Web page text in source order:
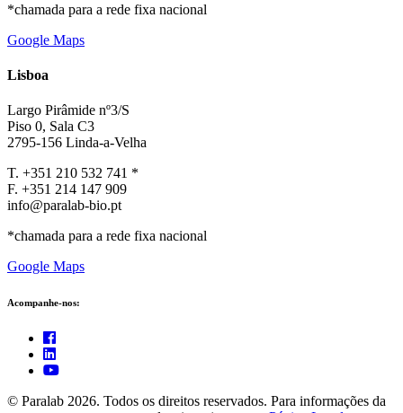
*chamada para a rede fixa nacional
Google Maps
Lisboa
Largo Pirâmide nº3/S
Piso 0, Sala C3
2795-156 Linda-a-Velha
T. +351 210 532 741 *
F. +351 214 147 909
info@paralab-bio.pt
*chamada para a rede fixa nacional
Google Maps
Acompanhe-nos:
© Paralab 2026. Todos os direitos reservados. Para informações da